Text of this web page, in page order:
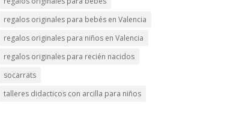
regalos originales para bebés en Valencia
regalos originales para niños en Valencia
regalos originales para recién nacidos
socarrats
talleres didacticos con arcilla para niños